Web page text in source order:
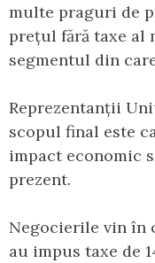
multe praguri de
prețul fără taxe al
segmentul din
Reprezentanții
scopul final este
impact economic
prezent.
Negocierile vin în
au impus taxe de